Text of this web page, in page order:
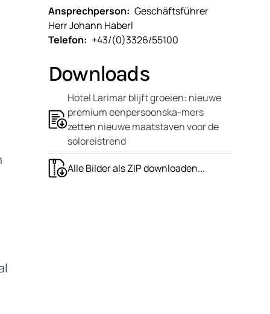
Ansprechperson
Geschäftsführer
Herr Johann Haberl
Telefon
+43/(0)3326/55100
Downloads
Hotel Larimar blijft groeien: nieuwe
premium eenpersoonska-mers
zetten nieuwe maatstaven voor de
soloreistrend
Alle Bilder als ZIP downloaden...